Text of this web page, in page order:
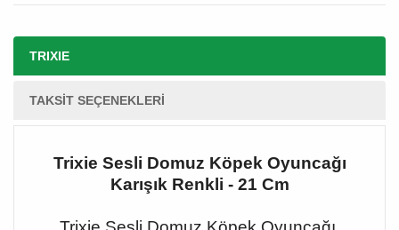
TRIXIE
TAKSIT SEÇENEKLERI
Trixie Sesli Domuz Köpek Oyuncağı
Karışık Renkli - 21 Cm